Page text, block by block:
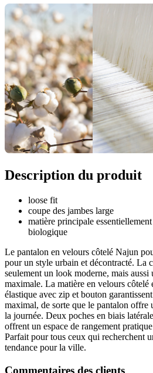
Description du produit
loose fit
coupe des jambes large
matière principale
biologique
Le pantalon en velours côtelé Najun
pour un style urbain et décontracté. La
seulement un look moderne, mais
maximale. La matière en velours côtelé
élastique avec zip et bouton
maximal, de sorte que le pantalon offre
la journée. Deux poches en biais
offrent un espace de rangement
Parfait pour tous ceux qui recherchent
tendance pour la ville.
Commentaires des clients